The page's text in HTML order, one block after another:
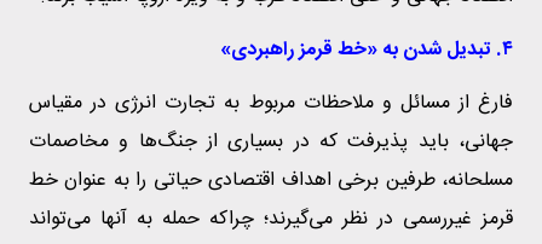
۴. تبدیل شدن به «خط قرمز راهبردی»
فارغ از مسائل و ملاحظات مربوط به تجارت انرژی در مقیاس
جهانی، باید پذیرفت که در بسیاری از جنگ‌ها و مخاصمات
مسلحانه، طرفین برخی اهداف اقتصادی حیاتی را به عنوان خط
قرمز غیررسمی در نظر می‌گیرند؛ چراکه حمله به آنها می‌تواند